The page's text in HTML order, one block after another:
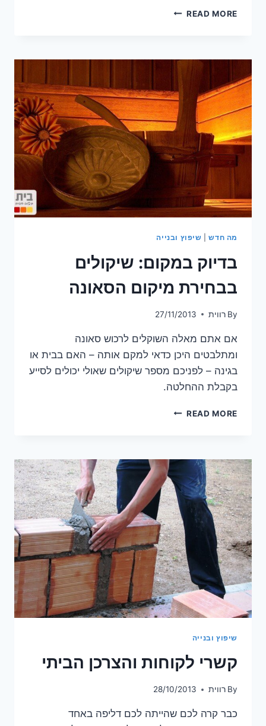
READ MOREעיצוב
הגליל
מה חדש| שיפוץ ובנייה
בדיוק במקום: שיקולים
בבחירת מיקום הסאונה
By רווית 27/11/2013
אם אתם מאלה השוקלים לרכוש סאונה
ומתלבטים היכן כדאי למקם אותה – האם בבית או
בגינה – לפניכם מספר שיקולים שאולי יכולים לסייע
בקבלת ההחלטה.
READ MOREבדיוק
מיקום
הסאונה
שיפוץ ובנייה
קשרי לקוחות והצרכן הביתי
By רווית 28/10/2013
כבר קרה לכם שהייתה לכם דליפה באחד